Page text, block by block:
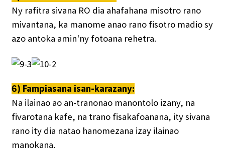
Ny rafitra sivana RO dia ahafahana misotro rano
mivantana, ka manome anao rano fisotro madio sy
azo antoka amin'ny fotoana rehetra.
6) Fampiasana isan-karazany:
Na ilainao ao an-tranonao manontolo izany, na
fivarotana kafe, na trano fisakafoanana, ity sivana
rano ity dia natao hanomezana izay ilainao
manokana.